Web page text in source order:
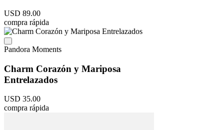
USD 89.00
compra rápida
Pandora Moments
Charm Corazón y Mariposa
Entrelazados
USD 35.00
compra rápida